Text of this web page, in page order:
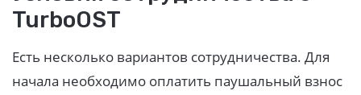
TurboOST
Есть несколько вариантов сотрудничества. Для
начала необходимо оплатить паушальный взнос